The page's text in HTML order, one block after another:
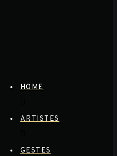
HOME
ARTISTES
GESTES